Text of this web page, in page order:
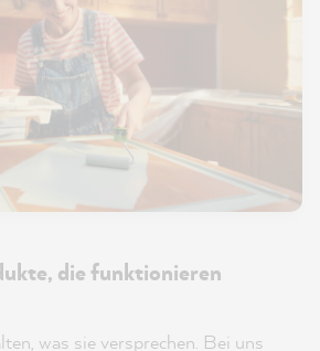
die funktionieren
was sie versprechen. Bei uns